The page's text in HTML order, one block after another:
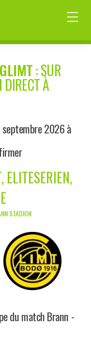
: SUR
DIRECT À
2026 à
STADION
du match Brann -